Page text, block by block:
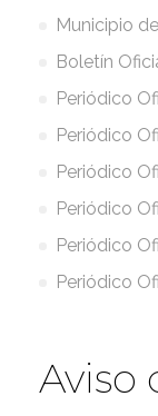
Municipio
Boletín
Periódico
Periódico
Periódico
Periódico
Periódico
Periódico
Aviso